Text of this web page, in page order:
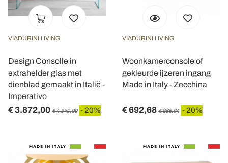
VIADURINI LIVING
Design Consolle in
extrahelder glas met
dienblad gemaakt in Italië -
Imperativo
€ 3.872,00 € 4.840,00 - 20%
VIADURINI LIVING
Woonkamerconsole of
gekleurde ijzeren ingang
Made in Italy - Zecchina
€ 692,68 € 865,84 - 20%